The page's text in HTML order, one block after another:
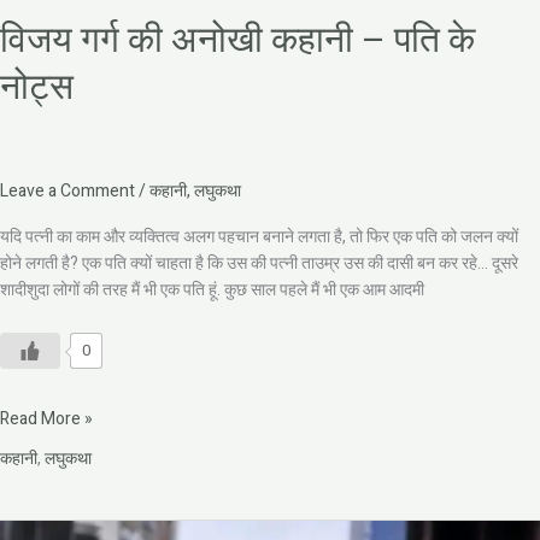
विजय गर्ग की अनोखी कहानी – पति के
नोट्स
Leave a Comment/कहानी,लघुकथा
यदि पत्नी का काम और व्यक्तित्व अलग पहचान बनाने लगता है, तो फिर एक पति को जलन क्यों
होने लगती है? एक पति क्यों चाहता है कि उस की पत्नी ताउम्र उस की दासी बन कर रहे… दूसरे
शादीशुदा लोगों की तरह मैं भी एक पति हूं. कुछ साल पहले मैं भी एक आम आदमी
0
Read More »
कहानी,लघुकथा